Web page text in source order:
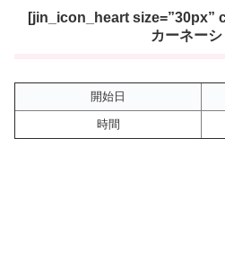
[jin_icon_heart size=”30px”
カーネー
開始日
時間